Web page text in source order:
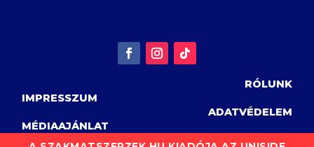
RÓLUNK
IMPRESSZUM
ADATVÉDELEM
MÉDIAAJÁNLAT